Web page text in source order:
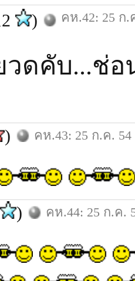
) คห.42: 25 ก.
วดคับ...ช่
) คห.43: 25 ก.ค. 54
) คห.44: 25 ก.ค.